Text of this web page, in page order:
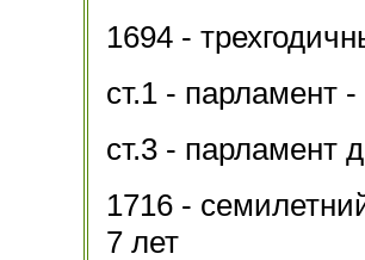
1694 -
ст.1 - парламент -
ст.3 - парламент
1716 -
7 лет